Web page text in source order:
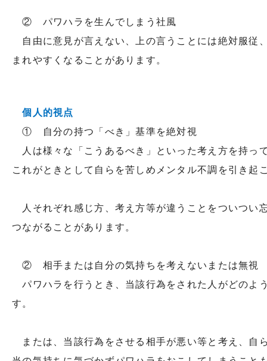
② パワハラを生んでしまう社風
自由に意見が言えない、上の言うことには絶対服従
まれやすくなることがあります。
個人的視点
① 自分の持つ「べき」基準を絶対視
人は様々な「こうあるべき」といった考え方を持っ
これがときとして自らを苦しめメンタル不調を引き
人それぞれ感じ方、考え方等が違うことをついつい
つながることがあります。
② 相手または自分の気持ちを考えないまたは
パワハラを行うとき、当該行為をされた人がどのよ
す。
または、当該行為をさせる相手が悪い等と考え、自